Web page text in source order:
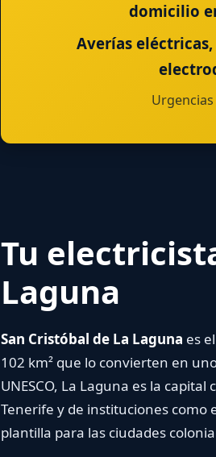
domicilio
Averías
Tu
Laguna
San Cristóbal de La Lagunaes el
102 km² que lo convierten en
UNESCO, La Laguna es la
Tenerife y de instituciones como
plantilla para las ciudades